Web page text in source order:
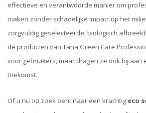
effectieve en verantwoorde manier om
maken zonder schadelijke impact op het
zorgvuldig geselecteerde, biologisch
de producten van Tana Green Care
voor gebruikers, maar dragen ze ook bij aan
toekomst.
Of u nu op zoek bent naar een krachtig eco